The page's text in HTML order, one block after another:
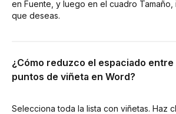
en Fuente, y luego en el cuadro Tamaño,
que deseas.
¿Cómo reduzco el espaciado entre
puntos de viñeta en Word?
Selecciona toda la lista con viñetas. Haz